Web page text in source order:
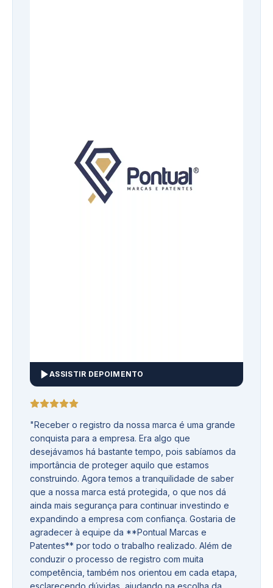
ASSISTIR DEPOIMENTO
"Receber o registro da nossa marca é uma grande
conquista para a empresa. Era algo que
desejávamos há bastante tempo, pois sabíamos da
importância de proteger aquilo que estamos
construindo. Agora temos a tranquilidade de saber
que a nossa marca está protegida, o que nos dá
ainda mais segurança para continuar investindo e
expandindo a empresa com confiança. Gostaria de
agradecer à equipe da **Pontual Marcas e
Patentes** por todo o trabalho realizado. Além de
conduzir o processo de registro com muita
competência, também nos orientou em cada etapa,